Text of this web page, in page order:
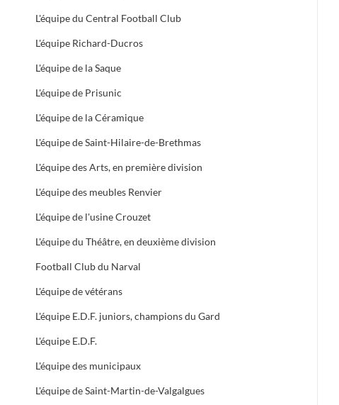
L'équipe du Central Football Club
L'équipe Richard-Ducros
L'équipe de la Saque
L'équipe de Prisunic
L'équipe de la Céramique
L'équipe de Saint-Hilaire-de-Brethmas
L'équipe des Arts, en première division
L'équipe des meubles Renvier
L'équipe de l'usine Crouzet
L'équipe du Théâtre, en deuxième division
Football Club du Narval
L'équipe de vétérans
L'équipe E.D.F. juniors, champions du Gard
L'équipe E.D.F.
L'équipe des municipaux
L'équipe de Saint-Martin-de-Valgalgues